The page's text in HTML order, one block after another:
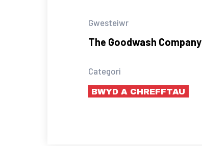
Gwesteiwr
The Goodwash Company
Categori
BWYD A CHREFFTAU